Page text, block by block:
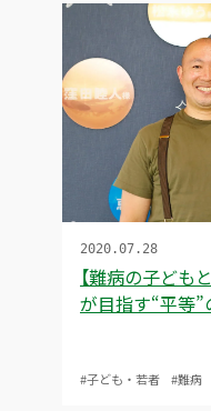
【難病の子ども
が目指す“平等
2020.07.28
#子ども・若者 #難病